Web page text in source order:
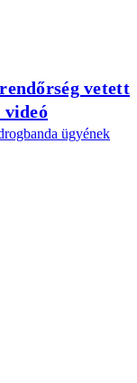
vetett
videó
ügyének